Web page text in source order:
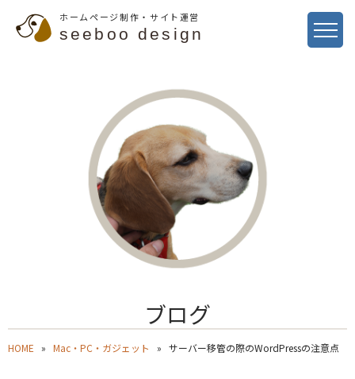
ホームページ制作・サイト運営
seeboo design
ブログ
HOME Mac・PC・ガジェット サーバー移管の際のWordPressの注意点